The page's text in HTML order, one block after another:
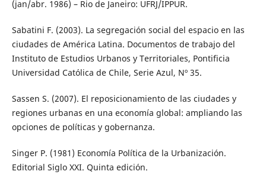
(jan/abr. 1986) – Rio de Janeiro: UFRJ/IPPUR.
Sabatini F. (2003). La segregación social del espacio en las
ciudades de América Latina. Documentos de trabajo del
Instituto de Estudios Urbanos y Territoriales, Pontificia
Universidad Católica de Chile, Serie Azul, Nº 35.
Sassen S. (2007). El reposicionamiento de las ciudades y
regiones urbanas en una economía global: ampliando las
opciones de políticas y gobernanza.
Singer P. (1981) Economía Política de la Urbanización.
Editorial Siglo XXI. Quinta edición.